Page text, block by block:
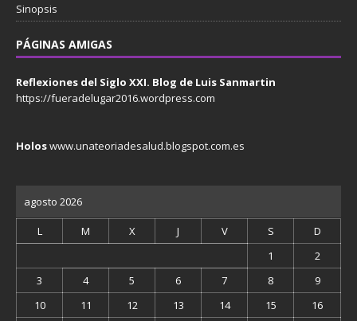
Sinopsis
PÁGINAS AMIGAS
Reflexiones del Siglo XXI. Blog de Luis Sanmartin
https://fueradelugar2016.wordpress.com
Holoswww.unateoriadesalud.blogspot.com.es
agosto 2026
L M X J V S
D
1
2
3
4 5 6 7 8
9
10
11 12 13 14 15 16